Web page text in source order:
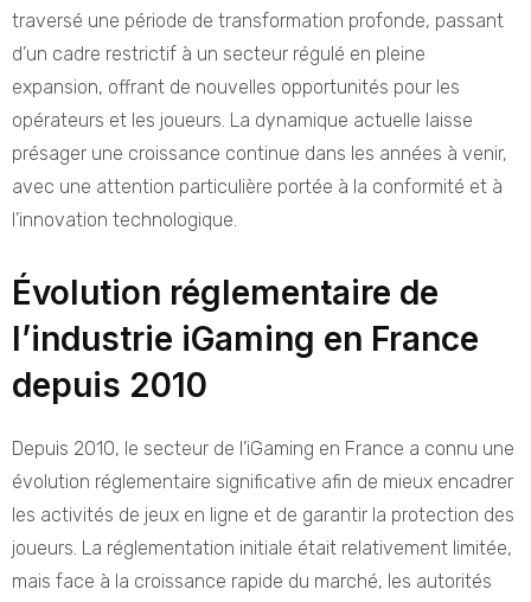
traversé une période de transformation profonde, passant
d’un cadre restrictif à un secteur régulé en pleine
expansion, offrant de nouvelles opportunités pour les
opérateurs et les joueurs. La dynamique actuelle laisse
présager une croissance continue dans les années à venir,
avec une attention particulière portée à la conformité et à
l’innovation technologique.
Évolution réglementaire de
l’industrie iGaming en France
depuis 2010
Depuis 2010, le secteur de l’iGaming en France a connu une
évolution réglementaire significative afin de mieux encadrer
les activités de jeux en ligne et de garantir la protection des
joueurs. La réglementation initiale était relativement limitée,
mais face à la croissance rapide du marché, les autorités